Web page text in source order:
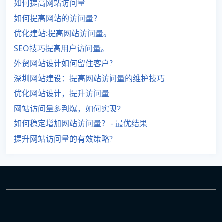
如何提高网站访问量
如何提高网站的访问量？
优化建站:提高网站访问量。
SEO技巧提高用户访问量。
外贸网站设计如何留住客户？
深圳网站建设：提高网站访问量的维护技巧
优化网站设计，提升访问量
网站访问量多到爆，如何实现？
如何稳定增加网站访问量？ - 最优结果
提升网站访问量的有效策略？